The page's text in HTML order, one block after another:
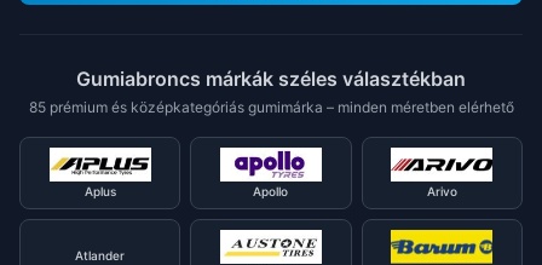
Gumiabroncs márkák széles választékban
85 prémium és középkategóriás gumimárka – minden méretben elérhető
Aplus Apollo Arivo
Atlander